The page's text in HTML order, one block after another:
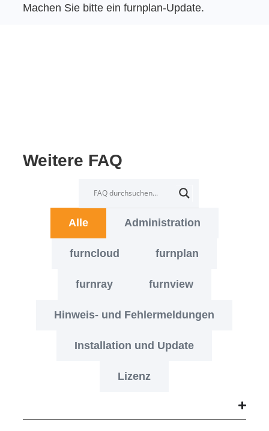
Machen Sie bitte ein furnplan-Update.
Weitere FAQ
Administration
furncloud furnplan
furnray furnview
Hinweis- und Fehlermeldungen
Installation und Update
Lizenz
Alle